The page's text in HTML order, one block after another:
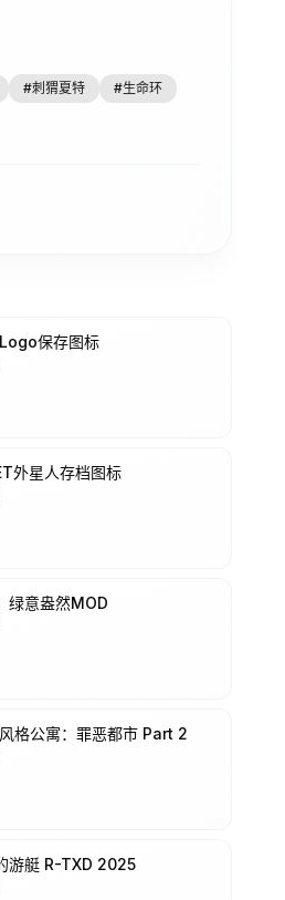
#刺猬夏特 #生命环
保存图标
外星人存档图标
绿意盎然MOD
格公寓：罪恶都市 Part 2
游艇 R-TXD 2025